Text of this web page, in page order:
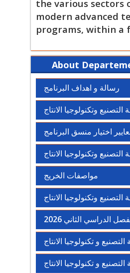
Engineering and
technical
foundational
engineering in
academic years,
specialization.
meet Egypt's
production
to enter the labor
knowledge skills
challenges, which
innovation
industrial sectors.
Engineering and
promising
the various sectors
modern advanced
programs, within a
About
رسالة و اهداف البرنامج
وتكنولوجيا الانتاج
اختيار منسق البرنامج
وتكنولوجيا الانتاج
مواصفات الخريج
وتكنولوجيا الانتاج
الدراسي الثاني 2026